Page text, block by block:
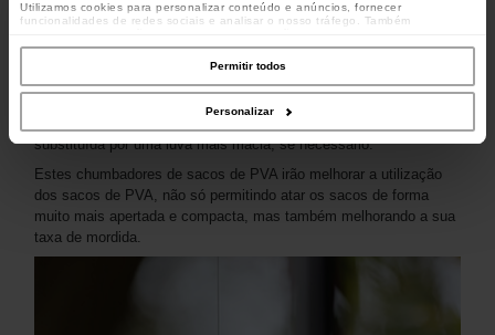
Utilizamos cookies para personalizar conteúdo e anúncios, fornecer
funcionalidades de redes sociais e analisar o nosso tráfego. Também
parceiros de redes sociais, de publicidade e de análise, que as podem combinar
com outras informações que lhes forneceu ou recolhidas por estes a partir da
sua utilização dos respetivos serviços.
Permitir todos
Personalizar
substituída por uma luva mais macia, se necessário.
Estes chumbadores de sacos de PVA irão melhorar a utilização
dos sacos de PVA, não só permitindo atar os sacos de forma
muito mais apertada e compacta, mas também melhorando a sua
taxa de mordida.